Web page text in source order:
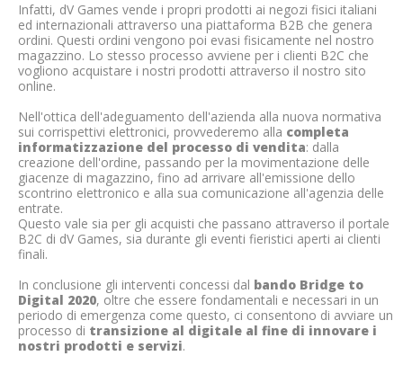
Infatti, dV Games vende i propri prodotti ai negozi fisici italiani
ed internazionali attraverso una piattaforma B2B che genera
ordini. Questi ordini vengono poi evasi fisicamente nel nostro
magazzino. Lo stesso processo avviene per i clienti B2C che
vogliono acquistare i nostri prodotti attraverso il nostro sito
online.
Nell'ottica dell'adeguamento dell'azienda alla nuova normativa
sui corrispettivi elettronici, provvederemo alla completa
informatizzazione del processo di vendita: dalla
creazione dell'ordine, passando per la movimentazione delle
giacenze di magazzino, fino ad arrivare all'emissione dello
scontrino elettronico e alla sua comunicazione all'agenzia delle
entrate.
Questo vale sia per gli acquisti che passano attraverso il portale
B2C di dV Games, sia durante gli eventi fieristici aperti ai clienti
finali.
In conclusione gli interventi concessi dal bando Bridge to
Digital 2020, oltre che essere fondamentali e necessari in un
periodo di emergenza come questo, ci consentono di avviare un
processo di transizione al digitale al fine di innovare i
nostri prodotti e servizi.